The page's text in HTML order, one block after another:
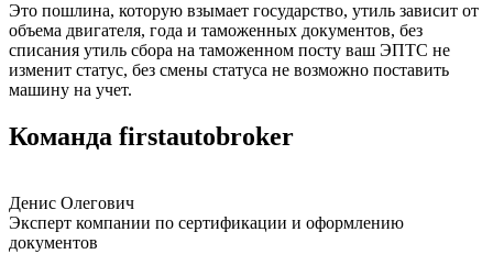
Это пошлина, которую взымает государство, утиль зависит от
объема двигателя, года и таможенных документов, без
списания утиль сбора на таможенном посту ваш ЭПТС не
изменит статус, без смены статуса не возможно поставить
машину на учет.
Команда firstautobroker
Денис Олегович
Эксперт компании по сертификации и оформлению
документов